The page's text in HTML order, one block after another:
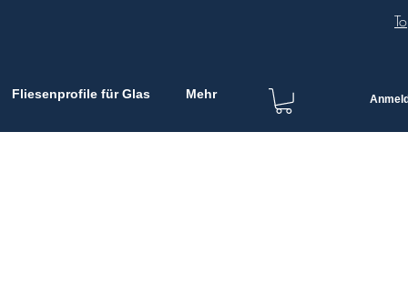
Fliesenprofile für Glas Mehr